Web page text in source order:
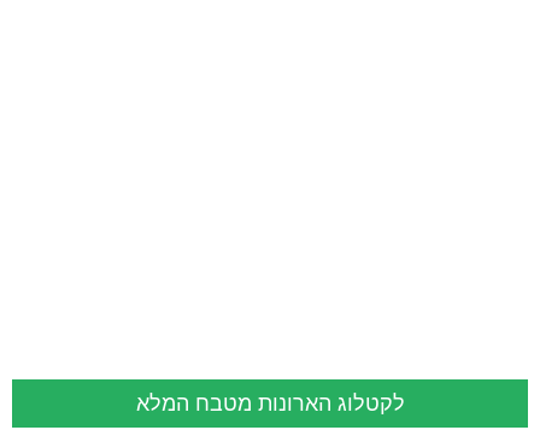
לקטלוג הארונות מטבח המלא